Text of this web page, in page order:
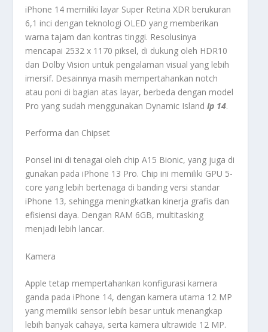
iPhone 14 memiliki layar Super Retina XDR berukuran
6,1 inci dengan teknologi OLED yang memberikan
warna tajam dan kontras tinggi. Resolusinya
mencapai 2532 x 1170 piksel, di dukung oleh HDR10
dan Dolby Vision untuk pengalaman visual yang lebih
imersif. Desainnya masih mempertahankan notch
atau poni di bagian atas layar, berbeda dengan model
Pro yang sudah menggunakan Dynamic Island Ip 14.
Performa dan Chipset
Ponsel ini di tenagai oleh chip A15 Bionic, yang juga di
gunakan pada iPhone 13 Pro. Chip ini memiliki GPU 5-
core yang lebih bertenaga di banding versi standar
iPhone 13, sehingga meningkatkan kinerja grafis dan
efisiensi daya. Dengan RAM 6GB, multitasking
menjadi lebih lancar.
Kamera
Apple tetap mempertahankan konfigurasi kamera
ganda pada iPhone 14, dengan kamera utama 12 MP
yang memiliki sensor lebih besar untuk menangkap
lebih banyak cahaya, serta kamera ultrawide 12 MP.